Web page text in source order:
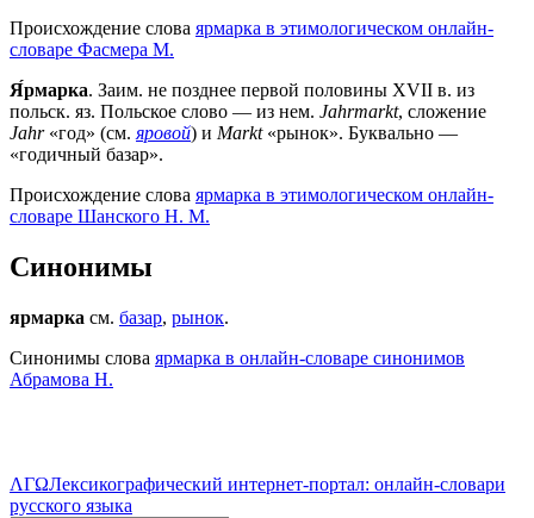
Происхождение слова ярмарка в этимологическом онлайн-
словаре Фасмера М.
Я́рмарка. Заим. не позднее первой половины XVII в. из
польск. яз. Польское слово — из нем. Jahrmarkt, сложение
Jahr«год» (см.яровой) и Markt«рынок». Буквально —
«годичный базар».
Происхождение слова ярмарка в этимологическом онлайн-
словаре Шанского Н. М.
Синонимы
ярмарка см. базар, рынок.
Синонимы слова ярмарка в онлайн-словаре синонимов
Абрамова Н.
ΛΓΩЛексикографический интернет-портал: онлайн-словари
русского языка